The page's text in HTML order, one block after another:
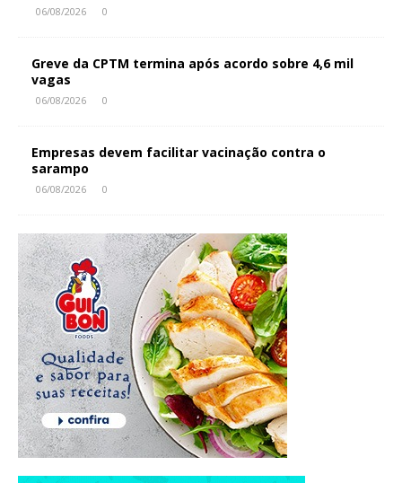
06/08/2026 0
Greve da CPTM termina após acordo sobre 4,6 mil
vagas
06/08/2026 0
Empresas devem facilitar vacinação contra o
sarampo
06/08/2026 0